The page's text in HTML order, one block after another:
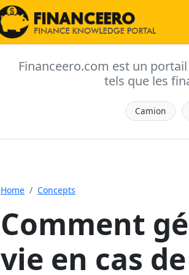
Financeero.com est un
tels que les
Camion
Home Concepts
Comment
vie en cas